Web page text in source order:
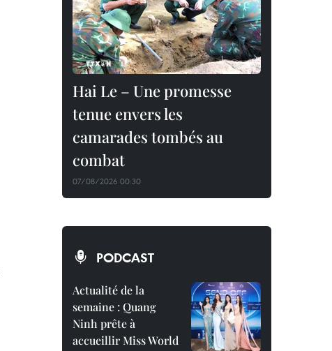
Hai Le – Une promesse
tenue envers les
camarades tombés au
combat
07/08/2026 00:30
PODCAST
Actualité de la
semaine : Quang
Ninh prête à
accueillir Miss World